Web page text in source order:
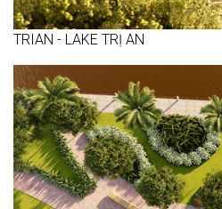
TRIAN - LAKE TRỊ AN